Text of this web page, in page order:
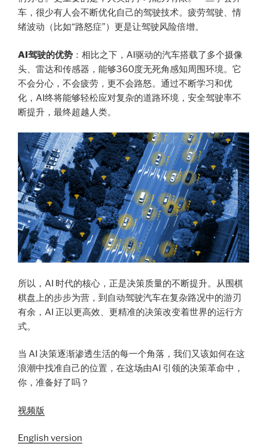
车，很少有人会不断优化自己的驾驶技术。疲劳驾驶、情
绪波动（比如“路怒症”）更是让驾驶风险倍增。
AI驾驶的优势 ：相比之下，AI驱动的汽车搭载了多个摄像
头、雷达和传感器，能够360度无死角感知周围环境。它
不会分心，不会疲劳，更不会路怒。通过不断学习和优
化，AI终将能够轻松应对复杂的道路环境，安全驾驶率不
断提升，最终超越人类。
所以，AI 时代的核心，正是决策质量的不断提升。从围棋
棋盘上的步步为营，到自动驾驶汽车在复杂路况中的游刃
有余，AI 正以更高效、更精准的决策改变着世界的运行方
式。
当 AI 决策逐渐渗透生活的每一个角落，我们又该如何在这
浪潮中找准自己的位置，在这场由AI 引领的决策革命中，
你，准备好了吗？
视频版
English version